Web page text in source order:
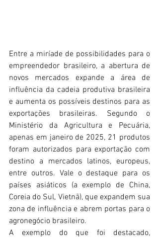
Entre a miríade de possibilidades para o
empreendedor brasileiro, a abertura de
novos mercados expande a área de
influência da cadeia produtiva brasileira
e aumenta os possíveis destinos para as
exportações brasileiras. Segundo o
Ministério da Agricultura e Pecuária,
apenas em janeiro de 2025, 21 produtos
foram autorizados para exportação com
destino a mercados latinos, europeus,
entre outros. Vale o destaque para os
países asiáticos (a exemplo de China,
Coreia do Sul, Vietnã), que expandem sua
zona de influência e abrem portas para o
agronegócio brasileiro.
A exemplo do que foi destacado,